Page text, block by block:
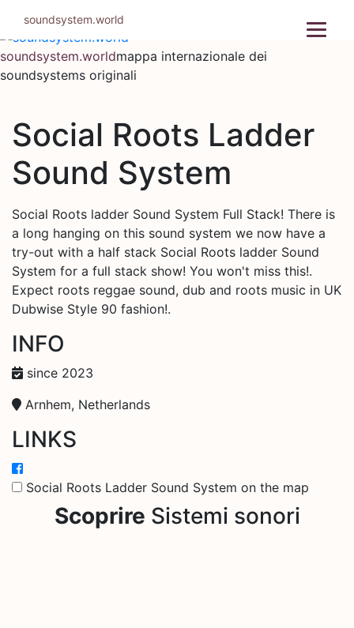
contenuto
soundsystem.worldmappa internazionale dei
soundsystems originali
Social Roots Ladder
Sound System
Social Roots ladder Sound System Full Stack! There is
a long hanging on this sound system we now have a
try-out with a half stack Social Roots ladder Sound
System for a full stack show! You won't miss this!.
Expect roots reggae sound, dub and roots music in UK
Dubwise Style 90 fashion!.
INFO
since 2023
Arnhem, Netherlands
LINKS
Social Roots Ladder Sound System on the map
Scoprire Sistemi sonori
soundsystem.world